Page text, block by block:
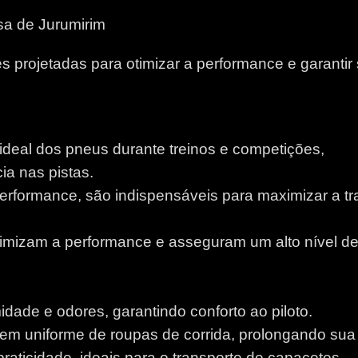
de Jurumirim
projetadas para otimizar a performance e garantir
dos pneus durante treinos e competições,
nas pistas.
são indispensáveis para maximizar a
a performance e asseguram um alto nível de
e odores, garantindo conforto ao piloto.
uniforme de roupas de corrida, prolongando